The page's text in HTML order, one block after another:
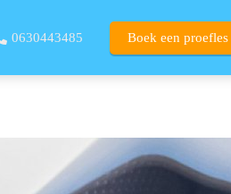
0630443485 Boek een proefles